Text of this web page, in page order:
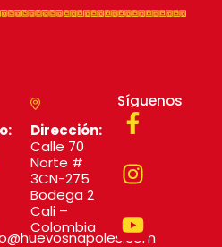
Dirección:
Calle 70
Norte #
3CN-275
Bodega 2
Cali –
Colombia
Síguenos